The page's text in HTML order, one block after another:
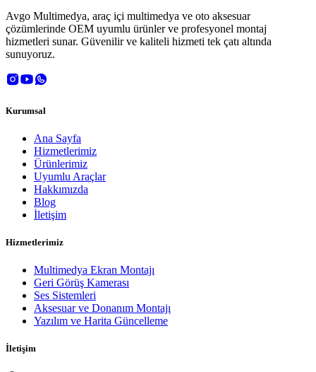
Avgo Multimedya, araç içi multimedya ve oto aksesuar
çözümlerinde OEM uyumlu ürünler ve profesyonel montaj
hizmetleri sunar. Güvenilir ve kaliteli hizmeti tek çatı altında
sunuyoruz.
Kurumsal
Ana Sayfa
Hizmetlerimiz
Ürünlerimiz
Uyumlu Araçlar
Hakkımızda
Blog
İletişim
Hizmetlerimiz
Multimedya Ekran Montajı
Geri Görüş Kamerası
Ses Sistemleri
Aksesuar ve Donanım Montajı
Yazılım ve Harita Güncelleme
İletişim